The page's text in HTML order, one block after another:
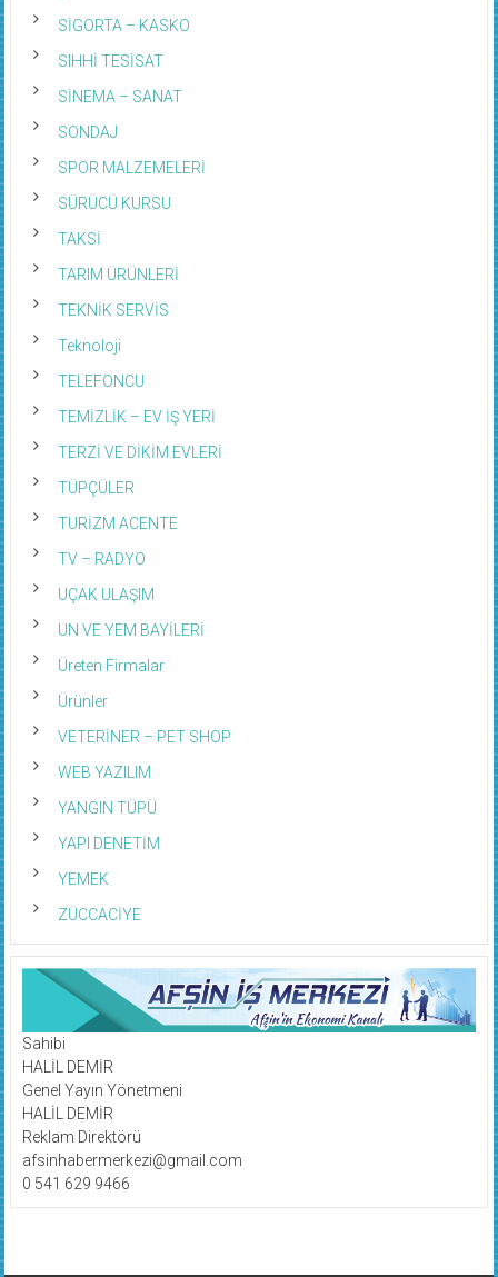
SİGORTA – KASKO
SIHHİ TESİSAT
SİNEMA – SANAT
SONDAJ
SPOR MALZEMELERİ
SÜRÜCÜ KURSU
TAKSİ
TARIM ÜRÜNLERİ
TEKNİK SERVİS
Teknoloji
TELEFONCU
TEMİZLİK – EV İŞ YERİ
TERZİ VE DİKİM EVLERİ
TÜPÇÜLER
TURİZM ACENTE
TV – RADYO
UÇAK ULAŞIM
UN VE YEM BAYİLERİ
Üreten Firmalar
Ürünler
VETERİNER – PET SHOP
WEB YAZILIM
YANGIN TÜPÜ
YAPI DENETİM
YEMEK
ZÜCCACİYE
Sahibi
HALİL DEMİR
Genel Yayın Yönetmeni
HALİL DEMİR
Reklam Direktörü
afsinhabermerkezi@gmail.com
0 541 629 9466